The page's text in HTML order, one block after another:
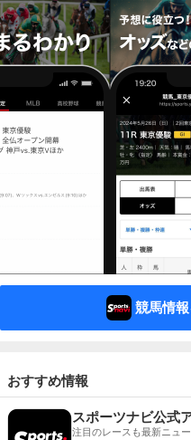
競馬情
おすすめ情報
スポーツナビ公式
注目のレースも最新ニュ